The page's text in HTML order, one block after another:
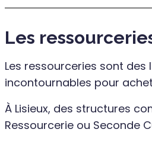
Les
Les ressourceries sont des
incontournables pour
À Lisieux, des structures
Ressourcerie ou Seconde